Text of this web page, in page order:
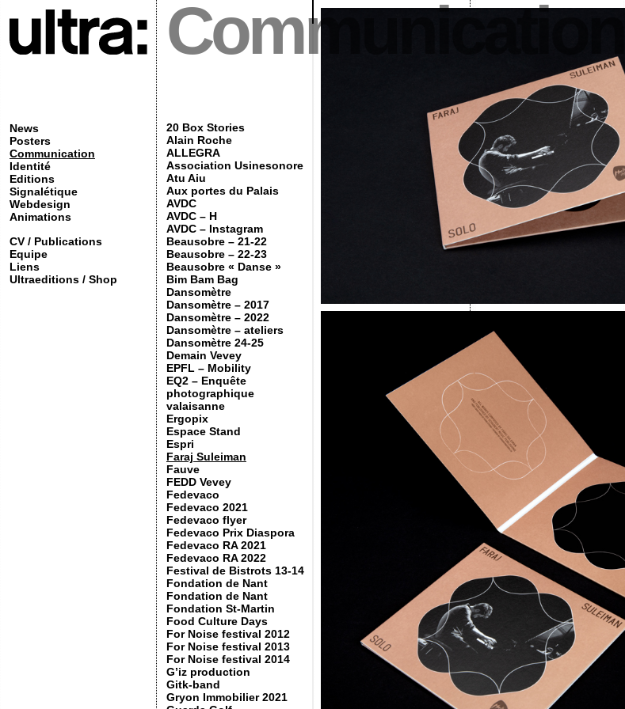
News
Posters
Communication
Identité
Editions
Signalétique
Webdesign
Animations
CV / Publications
Equipe
Liens
Ultraeditions / Shop
Communication
20 Box Stories
Alain Roche
ALLEGRA
Association Usinesonore
Atu Aiu
Aux portes du Palais
AVDC
AVDC – H
AVDC – Instagram
Beausobre – 21-22
Beausobre – 22-23
Beausobre « Danse »
Bim Bam Bag
Dansomètre
Dansomètre – 2017
Dansomètre – 2022
Dansomètre – ateliers
Dansomètre 24-25
Demain Vevey
EPFL – Mobility
EQ2 – Enquête
photographique
valaisanne
Ergopix
Espace Stand
Espri
Faraj Suleiman
Fauve
FEDD Vevey
Fedevaco
Fedevaco 2021
Fedevaco flyer
Fedevaco Prix Diaspora
Fedevaco RA 2021
Fedevaco RA 2022
Festival de Bistrots 13-14
Fondation de Nant
Fondation de Nant
Fondation St-Martin
Food Culture Days
For Noise festival 2012
For Noise festival 2013
For Noise festival 2014
G’iz production
Gitk-band
Gryon Immobilier 2021